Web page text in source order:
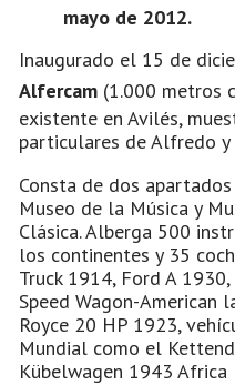
mayo de 2012.
Inaugurado el 15 de
Alfercam (1.000 metros
existente en Avilés,
particulares de Alfredo y
Consta de dos
Museo de la Música y
Clásica. Alberga 500
los continentes y 35
Truck 1914, Ford A
Speed Wagon-American
Royce 20 HP 1923,
Mundial como el
Kübelwagen 1943 Africa